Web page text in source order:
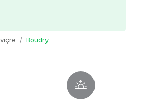
Boudry